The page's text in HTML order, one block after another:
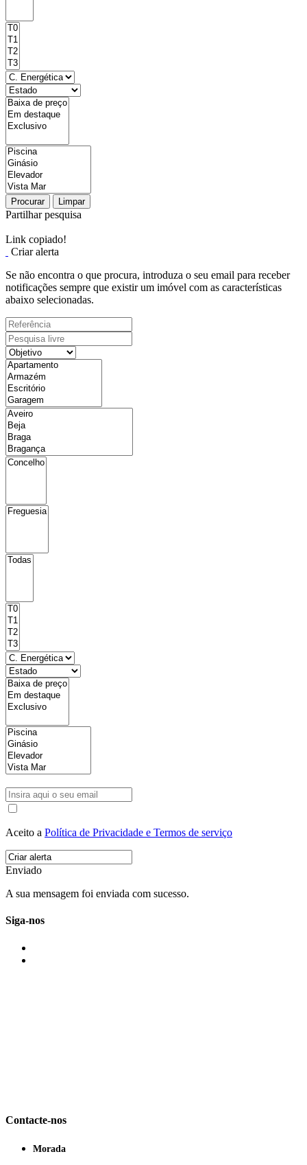
Procurar Limpar
Partilhar pesquisa
Link copiado!
Criar alerta
Se não encontra o que procura, introduza o seu email para receber
notificações sempre que existir um imóvel com as características
abaixo selecionadas.
Aceito a Política de Privacidade e Termos de serviço
Enviado
A sua mensagem foi enviada com sucesso.
Siga-nos
Contacte-nos
Morada